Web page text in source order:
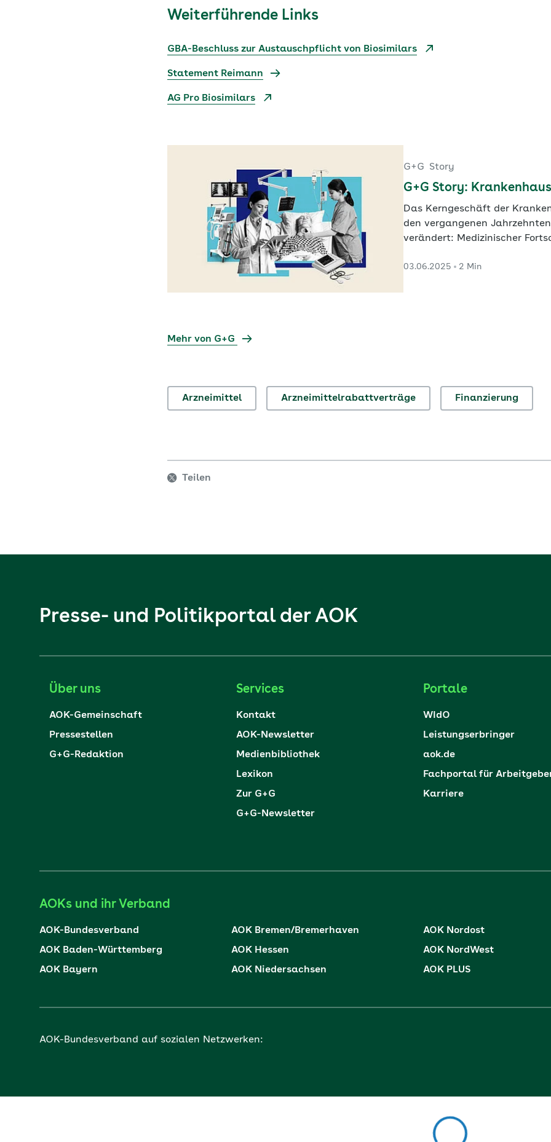
Weiterführende Links
GBA-Beschluss zur Austauschpflicht von Biosimilars
Statement Reimann
AG Pro Biosimilars
G+G Story
G+G Story:
Das Kerngeschäft der
den vergangenen
verändert: Medizinischer
Fallzahlen fordern die Häuser
03.06.2025 2 Min
Mehr von G+G
Arzneimittel Arzneimittelrabattverträge Finanzierung
Teilen
Presse- und Politikportal der AOK
Über uns
AOK-Gemeinschaft
Pressestellen
G+G-Redaktion
Services
Kontakt
AOK-Newsletter
Medienbibliothek
Lexikon
Zur G+G
G+G-Newsletter
Portale
WIdO
Leistungserbringer
aok.de
Fachportal für
Karriere
AOKs und ihr Verband
AOK-Bundesverband
AOK Baden-Württemberg
AOK Bayern
AOK Bremen/Bremerhaven
AOK Hessen
AOK Niedersachsen
AOK Nordost
AOK NordWest
AOK PLUS
AOK-Bundesverband auf sozialen Netzwerken: